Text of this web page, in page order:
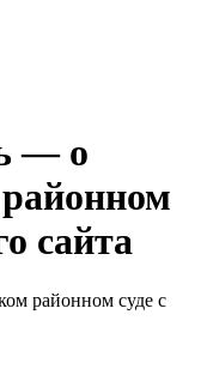
— о
сайта